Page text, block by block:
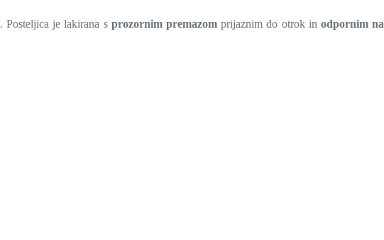
. Posteljica je lakirana s prozornim premazomprijaznim do otrok in odpornim na